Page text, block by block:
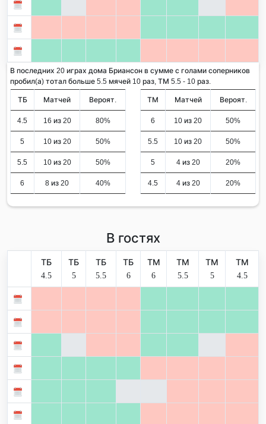
В последних 20 играх дома Бриансон в сумме с голами соперников
пробил(а) тотал больше 5.5 мячей 10 раз, ТМ 5.5 - 10 раз.
ТБ Матчей Вероят.
4.5 16 из 20 80%
5 10 из 20 50%
5.5 10 из 20 50%
6 8 из 20 40%
ТМ Матчей Вероят.
6 10 из 20 50%
5.5 10 из 20 50%
5 4 из 20 20%
4.5 4 из 20 20%
В гостях
ТБ
4.5
ТБ
5
ТБ
5.5
ТБ
6
ТМ
6
ТМ
5.5
ТМ
5
ТМ
4.5